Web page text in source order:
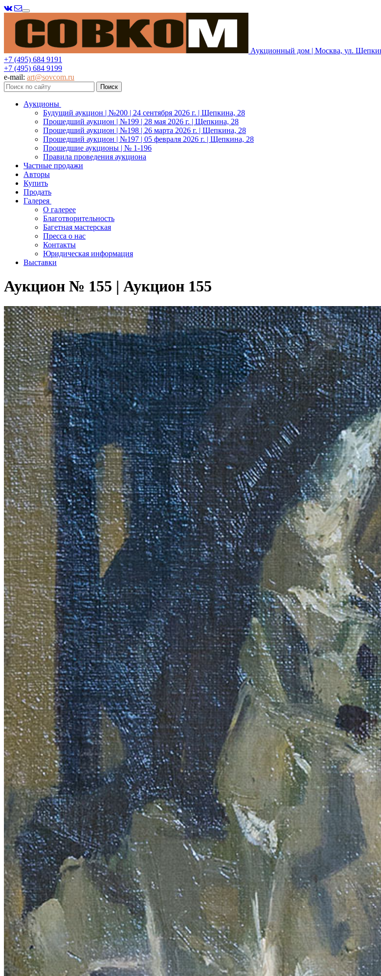
Меню
Аукционный дом | Москва, ул.
+7 (495) 684 9191
+7 (495) 684 9199
e-mail: art@sovcom.ru
Аукционы
Будущий аукцион | №200 | 24 сентября 2026 г. | Щепкина, 28
Прошедший аукцион | №199 | 28 мая 2026 г. | Щепкина, 28
Прошедший аукцион | №198 | 26 марта 2026 г. | Щепкина, 28
Прошедший аукцион | №197 | 05 февраля 2026 г. | Щепкина, 28
Прошедшие аукционы | № 1-196
Правила проведения аукциона
Частные продажи
Авторы
Купить
Продать
Галерея
О галерее
Благотворительность
Багетная мастерская
Пресса о нас
Контакты
Юридическая информация
Выставки
Аукцион № 155 | Аукцион 155